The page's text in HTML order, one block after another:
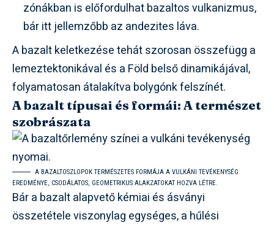
zónákban is előfordulhat bazaltos vulkanizmus,
bár itt jellemzőbb az andezites láva.
A bazalt keletkezése tehát szorosan összefügg a
lemeztektonikával és a Föld belső dinamikájával,
folyamatosan átalakítva bolygónk felszínét.
A bazalt típusai és formái: A természet
szobrászata
A BAZALTOSZLOPOK TERMÉSZETES FORMÁJA A VULKÁNI TEVÉKENYSÉG
EREDMÉNYE, CSODÁLATOS, GEOMETRIKUS ALAKZATOKAT HOZVA LÉTRE.
Bár a bazalt alapvető kémiai és ásványi
összetétele viszonylag egységes, a hűlési